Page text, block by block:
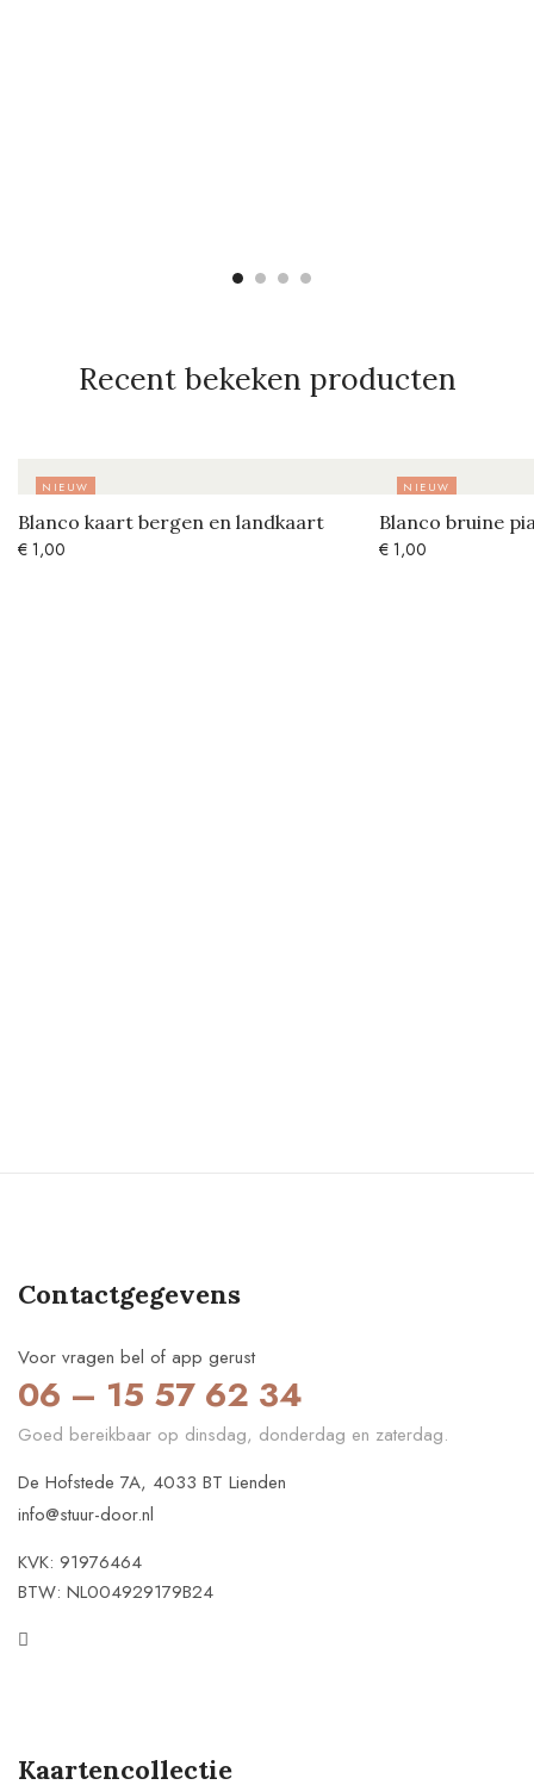
Recent bekeken producten
NIEUW
Blanco kaart bergen en landkaart
€ 1,00
NIEUW
Blanco bruine
€ 1,00
Contactgegevens
Voor vragen bel of app gerust
06 – 15 57 62 34
Goed bereikbaar op dinsdag, donderdag en zaterdag.
De Hofstede 7A, 4033 BT Lienden
info@stuur-door.nl
KVK: 91976464
BTW: NL004929179B24
Kaartencollectie